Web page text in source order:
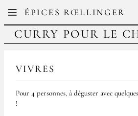
ÉPICES RŒLLINGER
FR EN
CURRY POUR LE
VIVRES
Pour 4 personnes, à déguster avec
!